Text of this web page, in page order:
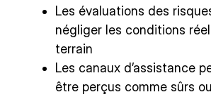
Les évaluations des
négliger les conditions
terrain
Les canaux d’assistance
être perçus comme sûrs